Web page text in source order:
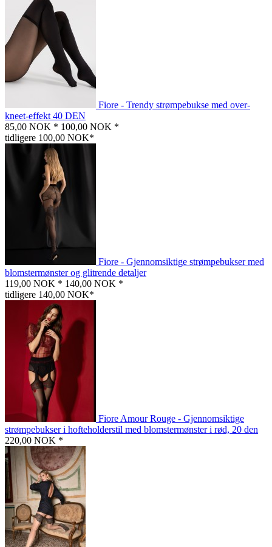
Fiore - Trendy strømpebukse med over-
kneet-effekt 40 DEN
85,00 NOK * 100,00 NOK *
tidligere 100,00 NOK*
Fiore - Gjennomsiktige strømpebukser med
blomstermønster og glitrende detaljer
119,00 NOK * 140,00 NOK *
tidligere 140,00 NOK*
Fiore Amour Rouge - Gjennomsiktige
strømpebukser i hofteholderstil med blomstermønster i rød, 20 den
220,00 NOK *